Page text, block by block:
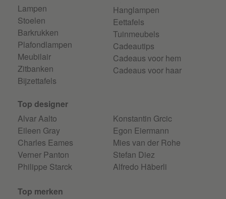
Lampen
Stoelen
Barkrukken
Plafondlampen
Meubilair
Zitbanken
Bijzettafels
Hanglampen
Eettafels
Tuinmeubels
Cadeautips
Cadeaus voor hem
Cadeaus voor haar
Top designer
Alvar Aalto
Eileen Gray
Charles Eames
Verner Panton
Philippe Starck
Konstantin Grcic
Egon Eiermann
Mies van der Rohe
Stefan Diez
Alfredo Häberli
Top merken